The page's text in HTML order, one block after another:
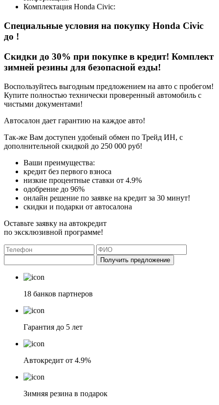
Комплектация Honda Civic:
Специальные условия на покупку Honda Civic
до !
Скидки до 30% при покупке в кредит! Комплект
зимней резины для безопасной езды!
Воспользуйтесь выгодным предложением на авто с пробегом!
Купите полностью технически проверенный автомобиль с
чистыми документами!
Автосалон дает гарантию на каждое авто!
Так-же Вам доступен удобный обмен по Трейд ИН, с
дополнительной скидкой до 250 000 руб!
Ваши преимущества:
кредит без первого взноса
низкие процентные ставки от 4.9%
одобрение до 96%
онлайн решение по заявке на кредит за 30 минут!
скидки и подарки от автосалона
Оставьте заявку на автокредит
по эксклюзивной программе!
Получить предложение
18 банков партнеров
Гарантия до 5 лет
Автокредит от 4.9%
Зимняя резина в подарок